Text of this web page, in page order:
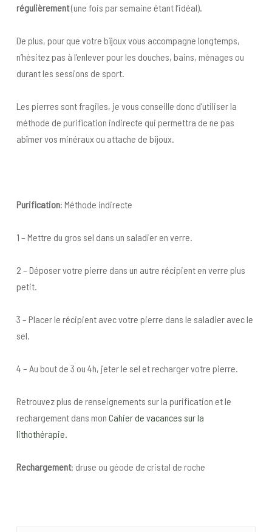
régulièrement(une fois par semaine étant l’idéal).
De plus, pour que votre bijoux vous accompagne longtemps,
n’hésitez pas à l’enlever pour les douches, bains, ménages ou
durant les sessions de sport.
Les pierres sont fragiles, je vous conseille donc d’utiliser la
méthode de purification indirecte qui permettra de ne pas
abîmer vos minéraux ou attache de bijoux.
Purification: Méthode indirecte
1 – Mettre du gros sel dans un saladier en verre.
2 – Déposer votre pierre dans un autre récipient en verre plus
petit.
3 – Placer le récipient avec votre pierre dans le saladier avec le
sel.
4 – Au bout de 3 ou 4h, jeter le sel et recharger votre pierre.
Retrouvez plus de renseignements sur la purification et le
rechargement dans mon Cahier de vacances sur la
lithothérapie.
Rechargement: druse ou géode de cristal de roche